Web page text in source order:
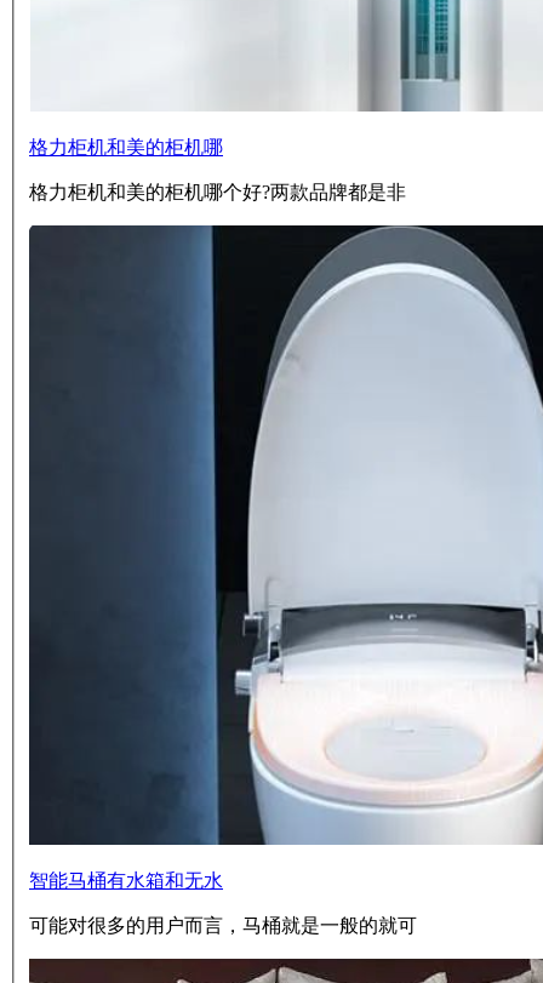
格力柜机和美的柜机哪
格力柜机和美的柜机哪个好?两款品牌都是非
智能马桶有水箱和无水
可能对很多的用户而言，马桶就是一般的就可